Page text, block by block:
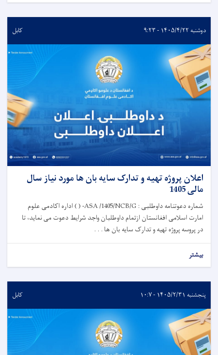
دوشنبه ۱۴۰۵/۴/۲۲ - ۹:۲۳ کابل
اعلان پروژه تهیه و تدارک سایه بان ها مورد نیاز سال
مالی 1405
شماره دعوتنامه داوطلبی : ASA /1405/NCB/G- ( ) اداره اکادمی علوم
امارت اسلامی افغانستان ازتمام داوطلبان واجد شرایط دعوت می نماید، تا
در پروسه پروژه تهیه و تدارک سایه بان ها . . .
بیشتر
پنجشنبه ۱۴۰۵/۲/۳۱ - ۱۰:۷ کابل